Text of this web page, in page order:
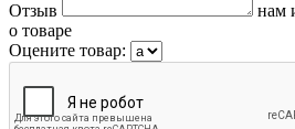
Отзыв
нам
о товаре
Оцените товар: